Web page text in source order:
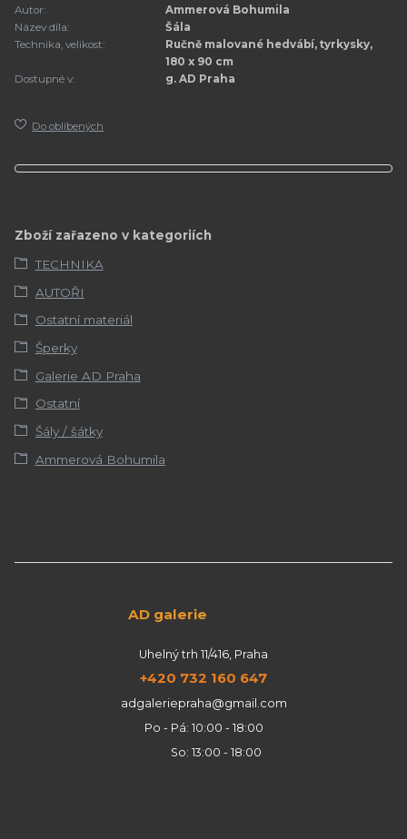
Autor:
Ammerová Bohumila
Název díla:
Šála
Technika, velikost:
Ručně malované hedvábí, tyrkysky,
180 x 90 cm
Dostupné v:
g. AD Praha
Do oblíbených
Zboží zařazeno v kategoriích
TECHNIKA
AUTOŘI
Ostatní materiál
Šperky
Galerie AD Praha
Ostatní
Šály / šátky
Ammerová Bohumila
AD galerie
Uhelný trh 11/416, Praha
+420 732 160 647
adgaleriepraha@gmail.com
Po - Pá: 10:00 - 18:00
So: 13:00 - 18:00